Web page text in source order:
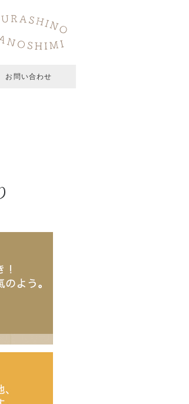
お問い合わせ